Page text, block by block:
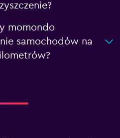
momondo
samochodów na